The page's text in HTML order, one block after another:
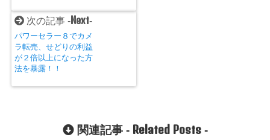
次の記事 - Next-
パワーセラー８でカメ
ラ転売、せどりの利益
が２倍以上になった方
法を暴露！！
関連記事 - Related Posts-